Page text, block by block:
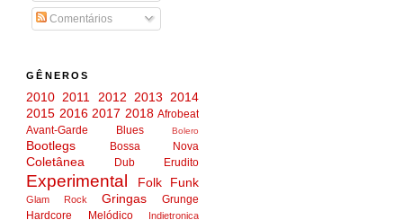
Comentários
GÊNEROS
2010 2011 2012 2013 2014
2015 2016 2017 2018 Afrobeat
Avant-Garde
Blues Bolero
Bootlegs Bossa Nova
Coletânea Dub Erudito
Experimental Folk Funk
Glam Rock Gringas
Grunge
Hardcore Melódico
Indietronica